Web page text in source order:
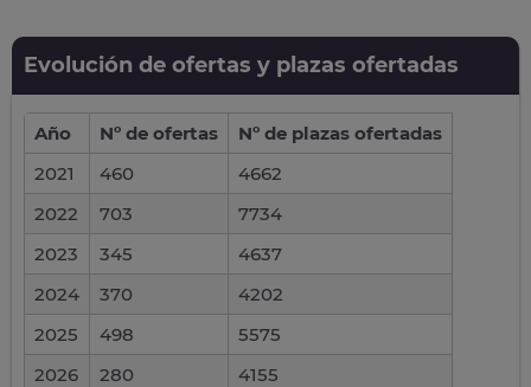
Evolución de ofertas y plazas ofertadas
Año Nº de ofertas
Nº de plazas ofertadas
2021
460
4662
2022
703
7734
2023
345
4637
2024
370
4202
2025
498
5575
2026
280 4155